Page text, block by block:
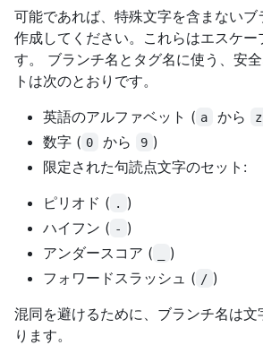
可能であれば、特殊文字を含まないブ
作成してください。これらはエスケー
す。 ブランチ名とタグ名に使う、安
トは次のとおりです。
英語のアルファベット ( a から z
数字 ( 0 から 9 )
限定された句読点文字のセット:
ピリオド ( .
)
ハイフン ( - )
アンダースコア (
)
フォワードスラッシュ ( / )
混同を避けるために、ブランチ名は文
ります。